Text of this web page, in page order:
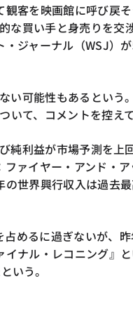
客を映画館に呼び戻
な買い手と身売りを交
ジャーナル（WSJ）
い可能性もあるという
て、コメントを控えて
利益が市場予測を上回
ファイヤー・アンド・
世界興行収入は過去
めるに過ぎないが、
イナル・レコニング』
いう。